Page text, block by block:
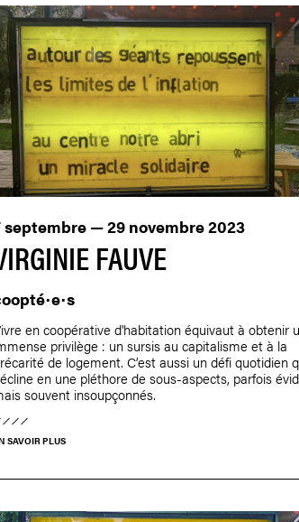
FAUVE
septembre — 29 novembre 2023
en coopérative d'habitation équivaut à obtenir
privilège : un sursis au capitalisme et à la
de logement. C’est aussi un défi quotidien
en une pléthore de sous-aspects, parfois
souvent insoupçonnés.
SAVOIR PLUS